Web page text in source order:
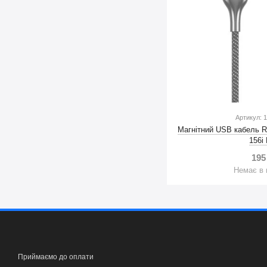
Артикул:
Магнітний USB кабель
156i
Немає в
Приймаємо до оплати